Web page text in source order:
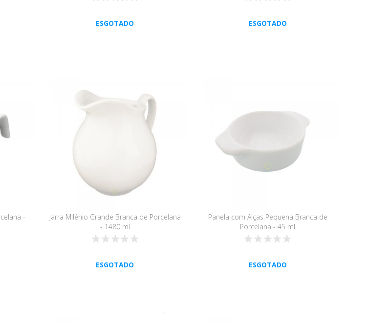
ESGOTADO ESGOTADO
-
Jarra Milênio Grande Branca de Porcelana
- 1480 ml
ESGOTADO
Panela com Alças Pequena Branca de
Porcelana - 45 ml
ESGOTADO